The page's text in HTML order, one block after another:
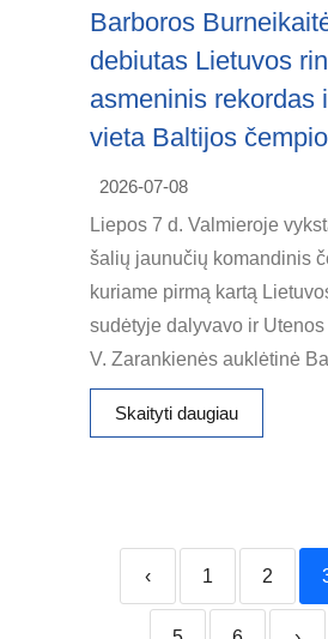
Barboros
debiutas Lietuvos
asmeninis rekordas
vieta Baltijos
2026-07-08
Liepos 7 d. Valmieroje
šalių jaunučių komandinis
kuriame pirmą kartą
sudėtyje dalyvavo ir
V. Zarankienės auklėtinė
Skaityti daugiau
‹ 1 2